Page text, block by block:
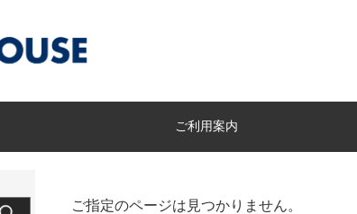
ご利用案内
ご指定のページは見つかりません。